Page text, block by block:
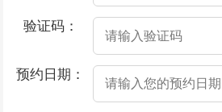
撸管过度会不会导致男性阳痿
酒精导致阳痿的原因？
莫让阳痿，给男性朋友“打击”
撸管过度阳痿了怎么办
验证码：
预约日期：